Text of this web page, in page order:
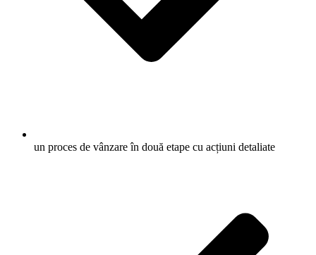
un proces de vânzare în două etape cu acțiuni detaliate